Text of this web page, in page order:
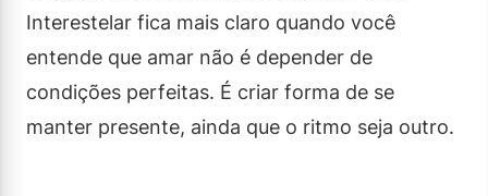
Interestelar fica mais claro quando você
entende que amar não é depender de
condições perfeitas. É criar forma de se
manter presente, ainda que o ritmo seja outro.